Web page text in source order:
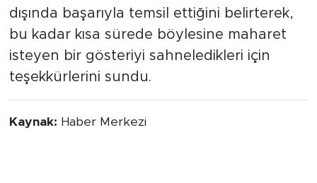
dışında başarıyla temsil ettiğini belirterek,
bu kadar kısa sürede böylesine maharet
isteyen bir gösteriyi sahneledikleri için
teşekkürlerini sundu.
Kaynak: Haber Merkezi